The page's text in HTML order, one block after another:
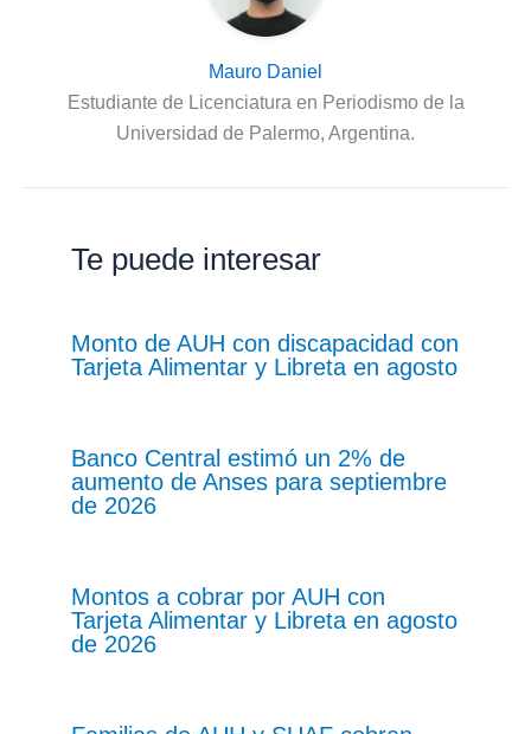
Mauro Daniel
Estudiante de Licenciatura en Periodismo de la
Universidad de Palermo, Argentina.
Te puede interesar
Monto de AUH con discapacidad con
Tarjeta Alimentar y Libreta en agosto
Banco Central estimó un 2% de
aumento de Anses para septiembre
de 2026
Montos a cobrar por AUH con
Tarjeta Alimentar y Libreta en agosto
de 2026